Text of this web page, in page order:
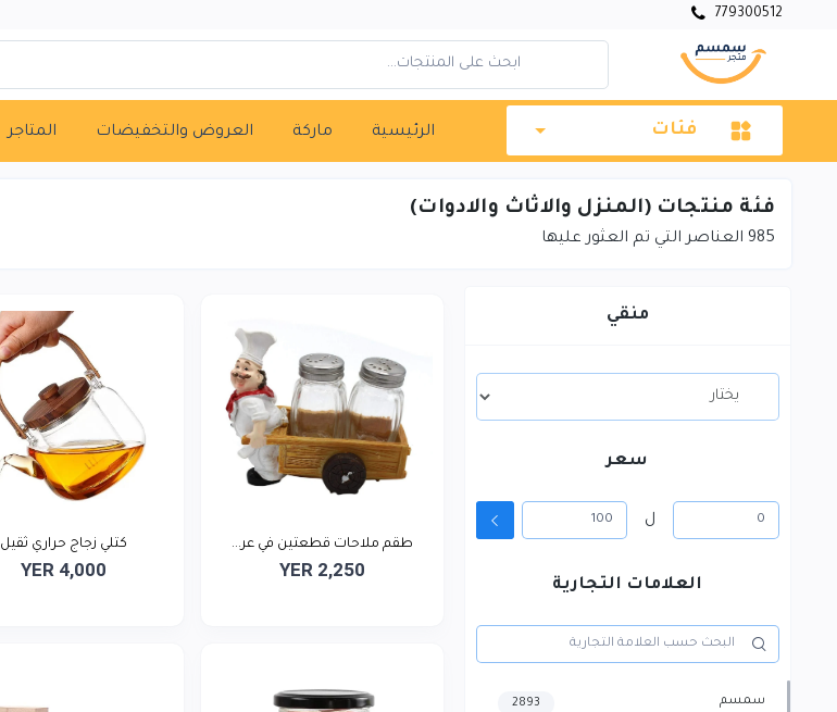
779300512
فئات الرئيسية ماركة العروض والتخفيضات المتاجر
فئة منتجات (المنزل والاثاث والادوات)
985 العناصر التي تم العثور عليها
منقي
سعر
ل
العلامات التجارية
سمسم 2893
طقم ملاحات قطعتين في عر...
YER 2,250
كتلي زجاج حراري ثقيل
YER 4,000